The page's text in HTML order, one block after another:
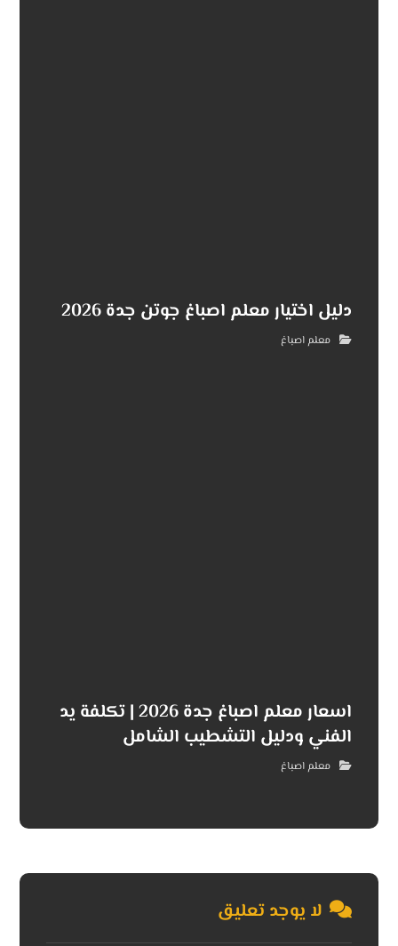
دليل اختيار معلم اصباغ جوتن جدة 2026
معلم اصباغ
اسعار معلم اصباغ جدة 2026 | تكلفة يد
الفني ودليل التشطيب الشامل
معلم اصباغ
لا يوجد تعليق